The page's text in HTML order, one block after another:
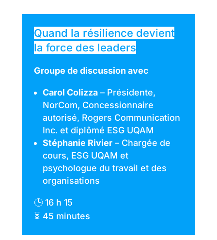
Quand la résilience devient
la force des leaders
Groupe de discussion avec
Carol Colizza– Présidente,
NorCom, Concessionnaire
autorisé, Rogers Communication
Inc. et diplômé ESG UQAM
Stéphanie Rivier– Chargée de
cours, ESG UQAM et
psychologue du travail et des
organisations
🕒 16 h 15
⏳ 45 minutes